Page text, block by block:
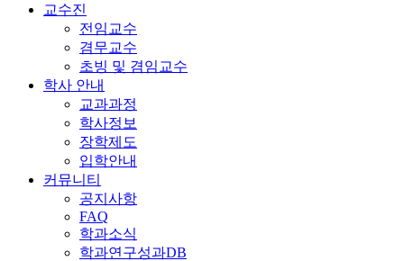
교수진
전임교수
겸무교수
초빙 및 겸임교수
학사 안내
교과과정
학사정보
장학제도
입학안내
커뮤니티
공지사항
FAQ
학과소식
학과연구성과DB